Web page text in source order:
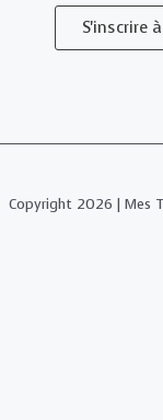
S'inscrire
Copyright 2026 | Mes